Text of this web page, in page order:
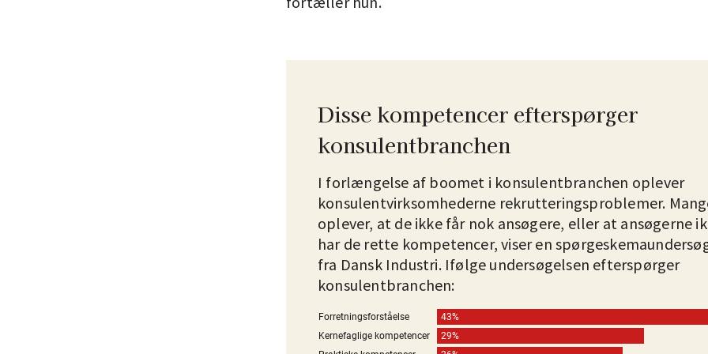
Disse kompetencer efterspørger
konsulentbranchen
I forlængelse af boomet i konsulentbranchen oplever
konsulentvirksomhederne rekrutteringsproblemer.
oplever, at de ikke får nok ansøgere, eller at ansøgerne
har de rette kompetencer, viser en
fra Dansk Industri. Ifølge undersøgelsen efterspørger
konsulentbranchen: